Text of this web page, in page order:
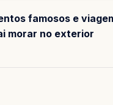
famosos e
morar no exterior